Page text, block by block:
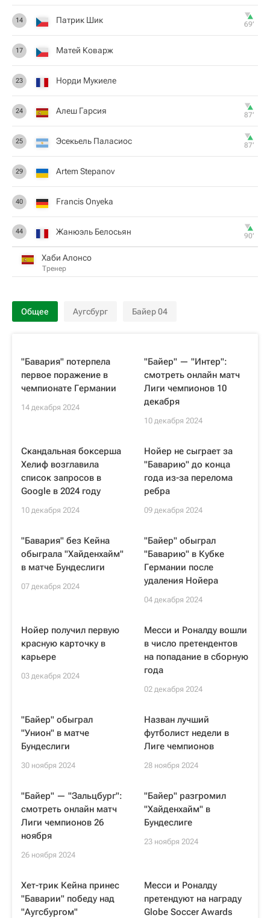
14 Патрик Шик 69‎’‎
17 Матей Коварж
23 Норди Мукиеле
24 Алеш Гарсия 87‎’‎
25 Эсекьель Паласиос 87‎’‎
29 Artem Stepanov
40 Francis Onyeka
44 Жанюэль Белосьян 90‎’‎
Хаби Алонсо
Тренер
Общее Аугсбург Байер 04
"Бавария" потерпела
первое поражение в
чемпионате Германии
14 декабря 2024
"Байер" — "Интер":
смотреть онлайн матч
Лиги чемпионов 10
декабря
10 декабря 2024
Скандальная боксерша
Хелиф возглавила
список запросов в
Google в 2024 году
10 декабря 2024
Нойер не сыграет за
"Баварию" до конца
года из-за перелома
ребра
09 декабря 2024
"Бавария" без Кейна
обыграла "Хайденхайм"
в матче Бундеслиги
07 декабря 2024
"Байер" обыграл
"Баварию" в Кубке
Германии после
удаления Нойера
04 декабря 2024
Нойер получил первую
красную карточку в
карьере
03 декабря 2024
Месси и Роналду вошли
в число претендентов
на попадание в сборную
года
02 декабря 2024
"Байер" обыграл
"Унион" в матче
Бундеслиги
30 ноября 2024
Назван лучший
футболист недели в
Лиге чемпионов
28 ноября 2024
"Байер" — "Зальцбург":
смотреть онлайн матч
Лиги чемпионов 26
ноября
26 ноября 2024
"Байер" разгромил
"Хайденхайм" в
Бундеслиге
23 ноября 2024
Хет-трик Кейна принес
"Баварии" победу над
"Аугсбургом"
Месси и Роналду
претендуют на награду
Globe Soccer Awards